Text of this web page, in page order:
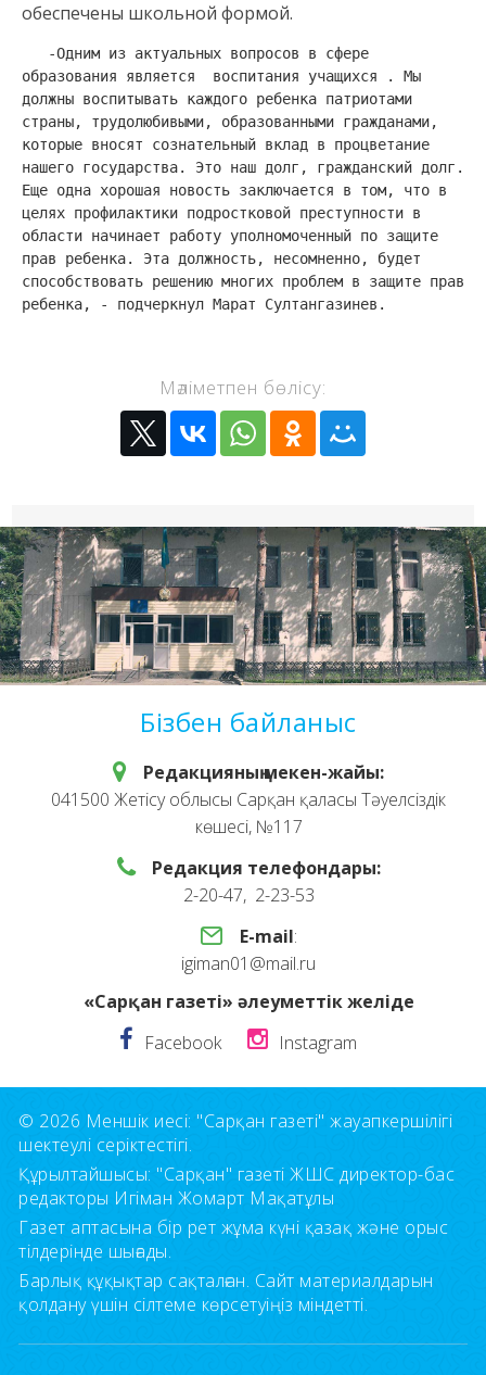
обеспечены школьной формой.
образования является  воспитания учащихся . Мы
должны воспитывать каждого ребенка патриотами
страны, трудолюбивыми, образованными гражданами,
которые вносят сознательный вклад в процветание
нашего государства. Это наш долг, гражданский долг.
Еще одна хорошая новость заключается в том, что в
целях профилактики подростковой преступности в
области начинает работу уполномоченный по защите
прав ребенка. Эта должность, несомненно, будет
способствовать решению многих проблем в защите прав
ребенка, - подчеркнул Марат Султангазинев.
Мәліметпен бөлісу:
Бізбен байланыс
Редакцияның мекен-жайы:
041500 Жетісу облысы Сарқан қаласы Тәуелсіздік
көшесі, №117
Редакция телефондары:
2-20-47, 2-23-53
E-mail:
igiman01@mail.ru
«Сарқан газеті» әлеуметтік желіде
Facebook
Instagram
© 2026 Меншік иесі: "Сарқан газеті" жауапкершілігі
шектеулі серіктестігі.
Құрылтайшысы: "Сарқан" газеті ЖШС директор-бас
редакторы Игіман Жомарт Мақатұлы
Газет аптасына бір рет жұма күні қазақ және орыс
тілдерінде шығады.
Барлық құқықтар сақталған. Сайт материалдарын
қолдану үшін сілтеме көрсетуіңіз міндетті.